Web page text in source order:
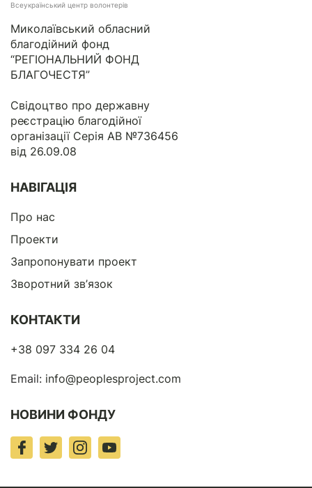
Всеукраїнський центр волонтерів
Миколаївський обласний
благодійний фонд
“РЕГІОНАЛЬНИЙ ФОНД
БЛАГОЧЕСТЯ”
Свідоцтво про державну
реєстрацію благодійної
організації Серія АВ №736456
від 26.09.08
НАВІГАЦІЯ
Про нас
Проекти
Запропонувати проект
Зворотний зв’язок
КОНТАКТИ
+38 097 334 26 04
Email: info@peoplesproject.com
НОВИНИ ФОНДУ